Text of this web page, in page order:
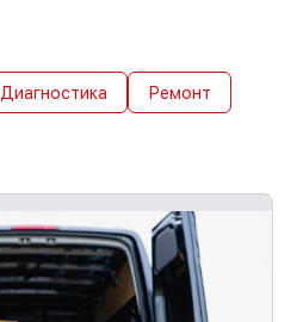
Диагностика Ремонт